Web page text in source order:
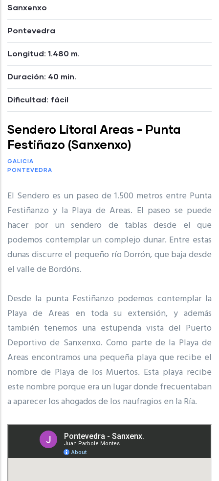
Sanxenxo
Pontevedra
Longitud: 1.480 m.
Duración: 40 min.
Dificultad: fácil
Sendero Litoral Areas - Punta
Festiñazo (Sanxenxo)
GALICIA
PONTEVEDRA
El Sendero es un paseo de 1.500 metros entre Punta
Festiñanzo y la Playa de Areas. El paseo se puede
hacer por un sendero de tablas desde el que
podemos contemplar un complejo dunar. Entre estas
dunas discurre el pequeño río Dorrón, que baja desde
el valle de Bordóns.
Desde la punta Festiñanzo podemos contemplar la
Playa de Areas en toda su extensión, y además
también tenemos una estupenda vista del Puerto
Deportivo de Sanxenxo. Como parte de la Playa de
Areas encontramos una pequeña playa que recibe el
nombre de Playa de los Muertos. Esta playa recibe
este nombre porque era un lugar donde frecuentaban
a aparecer los ahogados de los naufragios en la Ría.